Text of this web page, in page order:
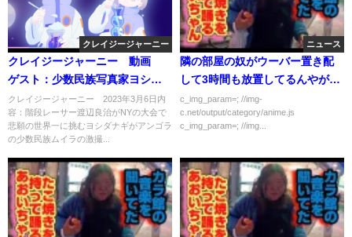
クレイジージャーニー
クレイジージャーニー 動画
ゲスト：少数民族写真家ヨシダ
ナギ 3月6日
クレイジージャーニー 2023年3月6日内
容：階段レーサー渡辺良治がNYの大会で
悲願の世界一に挑むヨシダナギがアンゴラ
の少数民族ムイラの激撮...
ニュース
隣の部屋の奴がウーバー置き配
して3時間も放置してるんやが…
c_img_param=; //img-
c.net/output/category/anime.js
c_img_param=; //img...